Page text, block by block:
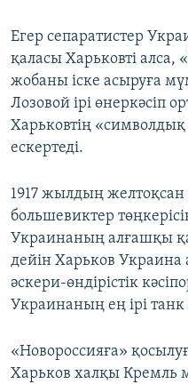
Егер сепаратистер
қаласы Харьковті алса,
жобаны іске асыруға
Лозовой ірі өнеркәсіп
Харьковтің «символдық
ескертеді.
1917 жылдың желтоқсан
большевиктер
Украинаның алғашқы
дейін Харьков Украина
әскери-өндірістік
Украинаның ең ірі
«Новороссияға»
Харьков халқы Кремль